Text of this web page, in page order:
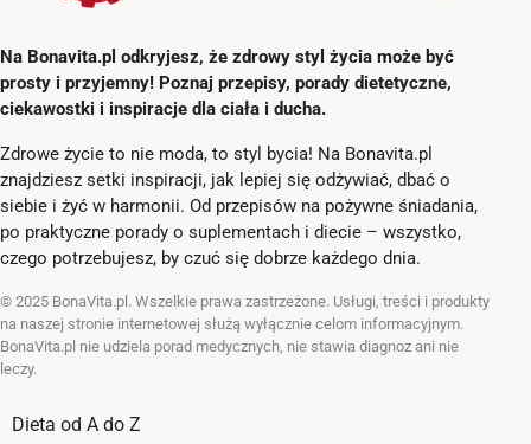
Na Bonavita.pl odkryjesz, że zdrowy styl życia może być
prosty i przyjemny! Poznaj przepisy, porady dietetyczne,
ciekawostki i inspiracje dla ciała i ducha.
Zdrowe życie to nie moda, to styl bycia! Na Bonavita.pl
znajdziesz setki inspiracji, jak lepiej się odżywiać, dbać o
siebie i żyć w harmonii. Od przepisów na pożywne śniadania,
po praktyczne porady o suplementach i diecie – wszystko,
czego potrzebujesz, by czuć się dobrze każdego dnia.
© 2025 BonaVita.pl. Wszelkie prawa zastrzeżone. Usługi, treści i produkty
na naszej stronie internetowej służą wyłącznie celom informacyjnym.
BonaVita.pl nie udziela porad medycznych, nie stawia diagnoz ani nie
leczy.
Dieta od A do Z